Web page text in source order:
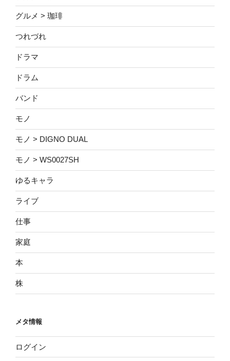
グルメ > 珈琲
つれづれ
ドラマ
ドラム
バンド
モノ
モノ > DIGNO DUAL
モノ > WS0027SH
ゆるキャラ
ライブ
仕事
家庭
本
株
メタ情報
ログイン